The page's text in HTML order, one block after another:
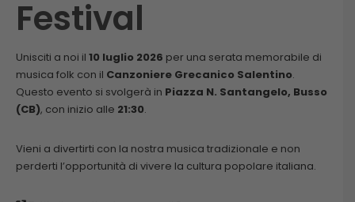
Festival
Unisciti a noi il 10 luglio 2026 per una serata memorabile di
musica folk con il Canzoniere Grecanico Salentino.
Questo evento si svolgerà in Piazza N. Santangelo, Busso
(CB), con inizio alle 21:30.
Vieni a divertirti con la nostra musica tradizionale e non
perderti l’opportunità di vivere la cultura popolare italiana.